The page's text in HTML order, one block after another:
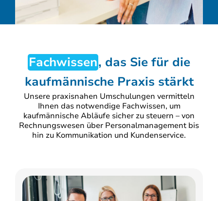
Fachwissen, das Sie für die
kaufmännische Praxis stärkt
Unsere praxisnahen Umschulungen vermitteln
Ihnen das notwendige Fachwissen, um
kaufmännische Abläufe sicher zu steuern – von
Rechnungswesen über Personalmanagement bis
hin zu Kommunikation und Kundenservice.